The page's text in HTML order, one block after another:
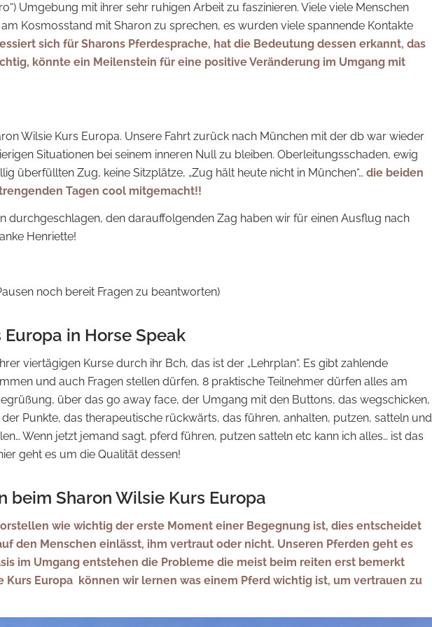
Umgebung mit ihrer sehr ruhigen Arbeit zu faszinieren. Viele viele Menschen
Kosmosstand mit Sharon zu sprechen, es wurden viele spannende Kontakte
sich für Sharons Pferdesprache, hat die Bedeutung dessen erkannt, das
könnte ein Meilenstein für eine positive Veränderung im Umgang mit
Wilsie Kurs Europa. Unsere Fahrt zurück nach München mit der db war wieder
Situationen bei seinem inneren Null zu bleiben. Oberleitungsschaden, ewig
überfüllten Zug, keine Sitzplätze, „Zug hält heute nicht in München“… die beiden
Tagen cool mitgemacht!!
durchgeschlagen, den darauffolgenden Zag haben wir für einen Ausflug nach
Henriette!
noch bereit Fragen zu beantworten)
in Horse Speak
viertägigen Kurse durch ihr Bch, das ist der „Lehrplan“. Es gibt zahlende
und auch Fragen stellen dürfen, 8 praktische Teilnehmer dürfen alles am
über das go away face, der Umgang mit den Buttons, das wegschicken,
Punkte, das therapeutische rückwärts, das führen, anhalten, putzen, satteln und
Wenn jetzt jemand sagt, pferd führen, putzen satteln etc kann ich alles… ist das
geht es um die Qualität dessen!
beim Sharon Wilsie Kurs Europa
wie wichtig der erste Moment einer Begegnung ist, dies entscheidet
den Menschen einlässt, ihm vertraut oder nicht. Unseren Pferden geht es
im Umgang entstehen die Probleme die meist beim reiten erst bemerkt
Kurs Europa können wir lernen was einem Pferd wichtig ist, um vertrauen zu